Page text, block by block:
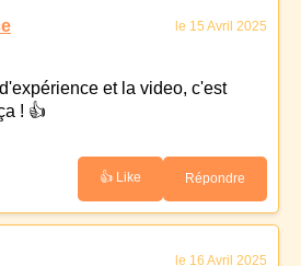
le 15 Avril 2025
et la video, c'est
! 👍
👍 Like Répondre
le 16 Avril 2025